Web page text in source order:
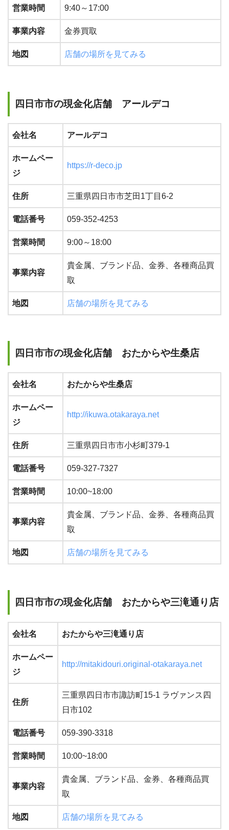
営業時間 9:40～17:00
事業内容 金券買取
地図 店舗の場所を見てみる
四日市市の現金化店舗 アールデコ
会社名 アールデコ
ホームペー
ジ
https://r-deco.jp
住所 三重県四日市市芝田1丁目6-2
電話番号 059-352-4253
営業時間 9:00～18:00
事業内容
貴金属、ブランド品、金券、各種商品買
取
地図 店舗の場所を見てみる
四日市市の現金化店舗 おたからや生桑店
会社名 おたからや生桑店
ホームペー
ジ
http://ikuwa.otakaraya.net
住所 三重県四日市市小杉町379-1
電話番号 059-327-7327
営業時間 10:00~18:00
事業内容
貴金属、ブランド品、金券、各種商品買
取
地図 店舗の場所を見てみる
四日市市の現金化店舗 おたからや三滝通り店
会社名 おたからや三滝通り店
ホームペー
ジ
http://mitakidouri.original-otakaraya.net
住所
三重県四日市市諏訪町15-1 ラヴァンス四
日市102
電話番号 059-390-3318
営業時間 10:00~18:00
事業内容
貴金属、ブランド品、金券、各種商品買
取
地図 店舗の場所を見てみる